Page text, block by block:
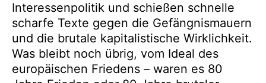
Interessenpolitik und schießen schnelle
scharfe Texte gegen die Gefängnismauern
und die brutale kapitalistische Wirklichkeit.
Was bleibt noch übrig, vom Ideal des
europäischen Friedens – waren es 80